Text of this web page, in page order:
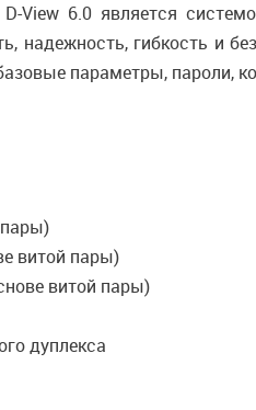
6.0 является
надежность, гибкость и
параметры,
пары)
витой пары)
витой пары)
дуплекса